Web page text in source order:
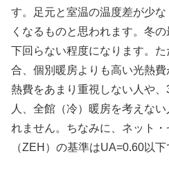
す。足元と室温の温度差が少な
くなるものと思われます。冬
下回らない程度になります。
合、個別暖房よりも高い光熱
熱費をあまり重視しない人や
人、全館（冷）暖房を考えな
れません。ちなみに、ネット
（ZEH）の基準はUA=0.60以下